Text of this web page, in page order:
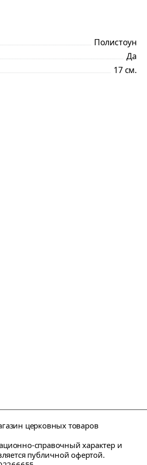
Полистоун
Да
17 см.
церковных товаров
справочный характер и
публичной офертой.